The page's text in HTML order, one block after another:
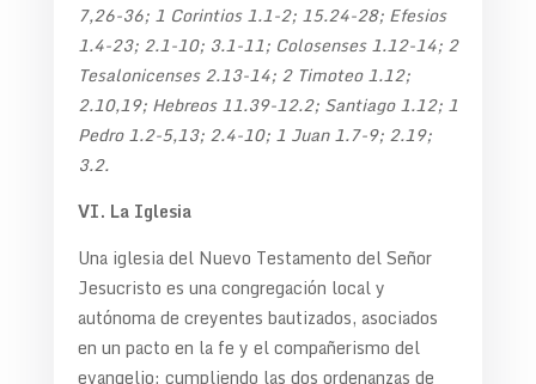
7,26-36; 1 Corintios 1.1-2; 15.24-28; Efesios
1.4-23; 2.1-10; 3.1-11; Colosenses 1.12-14; 2
Tesalonicenses 2.13-14; 2 Timoteo 1.12;
2.10,19; Hebreos 11.39-12.2; Santiago 1.12; 1
Pedro 1.2-5,13; 2.4-10; 1 Juan 1.7-9; 2.19;
3.2.
VI. La Iglesia
Una iglesia del Nuevo Testamento del Señor
Jesucristo es una congregación local y
autónoma de creyentes bautizados, asociados
en un pacto en la fe y el compañerismo del
evangelio; cumpliendo las dos ordenanzas de